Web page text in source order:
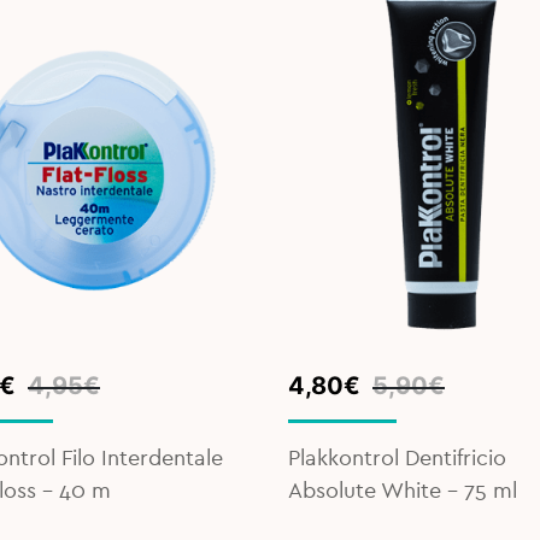
4,95€
€
Filo Interdentale
– 40 m
5,90€
Original
price
was:
5,90€.
4,80€
Current
price
is:
4,80€.
Plakkontrol Dentifricio
Absolute White – 75 ml